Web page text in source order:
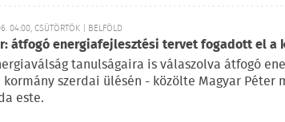
04:00, CSÜTÖRTÖK | BELFÖLD
átfogó energiafejlesztési tervet fogadott el a
tanulságaira is válaszolva átfogó
szerdai ülésén - közölte Magyar Péter
este.